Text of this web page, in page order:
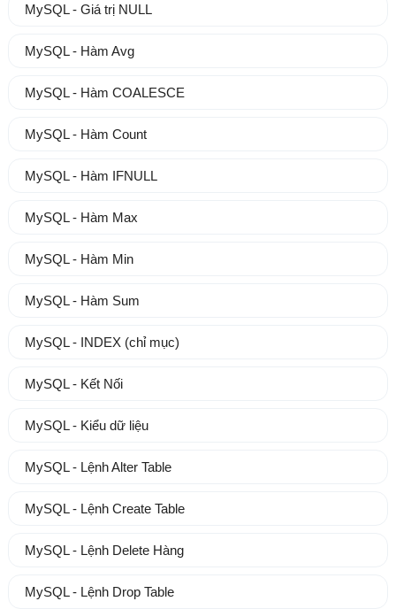
MySQL - Giá trị NULL
MySQL - Hàm Avg
MySQL - Hàm COALESCE
MySQL - Hàm Count
MySQL - Hàm IFNULL
MySQL - Hàm Max
MySQL - Hàm Min
MySQL - Hàm Sum
MySQL - INDEX (chỉ mục)
MySQL - Kết Nối
MySQL - Kiểu dữ liệu
MySQL - Lệnh Alter Table
MySQL - Lệnh Create Table
MySQL - Lệnh Delete Hàng
MySQL - Lệnh Drop Table